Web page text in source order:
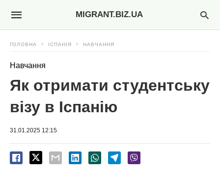
MIGRANT.BIZ.UA
ГОЛОВНА ІСПАНІЯ НАВЧАННЯ
Навчання
Як отримати студентську
візу в Іспанію
31.01.2025 12:15